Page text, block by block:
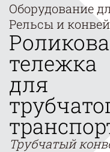
Оборудование
Рельсы и
тележка
для
Трубчатый